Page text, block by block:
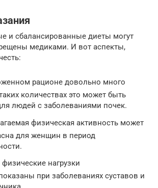
и сбалансированные диеты могут
медиками. И вот аспекты,
рационе довольно много
количествах это может быть
людей с заболеваниями почек.
физическая активность может
для женщин в период
нагрузки
при заболеваниях суставов и